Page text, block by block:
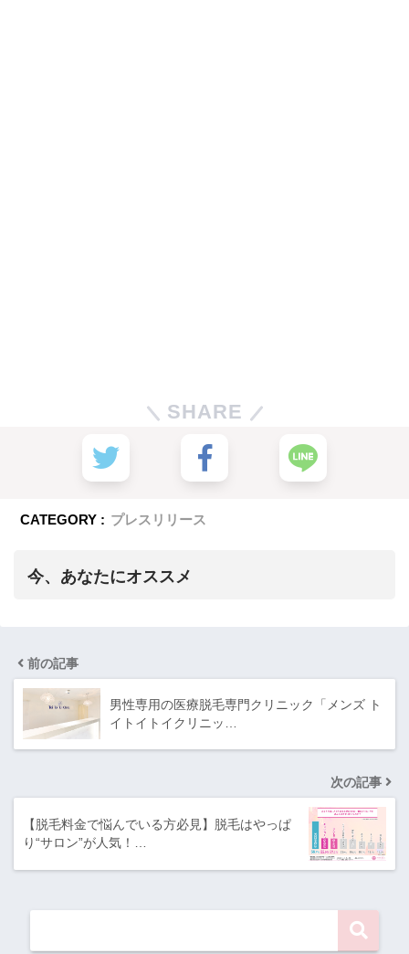
SHARE
CATEGORY : プレスリリース
今、あなたにオススメ
前の記事
男性専用の医療脱毛専門クリニック「メンズ ト
イトイトイクリニッ…
次の記事
【脱毛料金で悩んでいる方必見】脱毛はやっぱ
り“サロン”が人気！…